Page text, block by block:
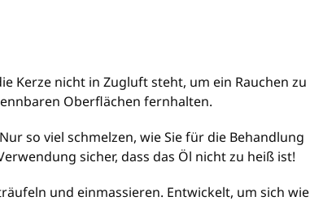
Kerze nicht in Zugluft steht, um ein Rauchen zu
Oberflächen fernhalten.
so viel schmelzen, wie Sie für die Behandlung
sicher, dass das Öl nicht zu heiß ist!
und einmassieren. Entwickelt, um sich wie